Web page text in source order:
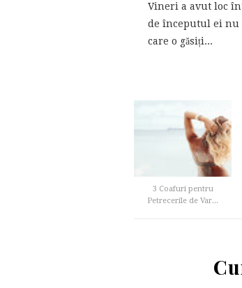
Vineri a avut loc
de începutul ei nu
care o găsiți...
3 Coafuri pentru
Petrecerile de Var...